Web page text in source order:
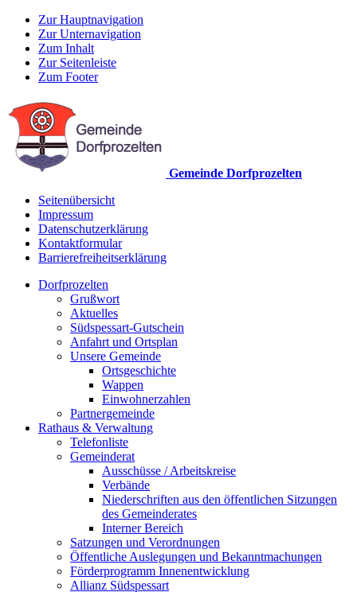
Zur Hauptnavigation
Zur Unternavigation
Zum Inhalt
Zur Seitenleiste
Zum Footer
Gemeinde Dorfprozelten
Seitenübersicht
Impressum
Datenschutzerklärung
Kontaktformular
Barrierefreiheitserklärung
Dorfprozelten
Grußwort
Aktuelles
Südspessart-Gutschein
Anfahrt und Ortsplan
Unsere Gemeinde
Ortsgeschichte
Wappen
Einwohnerzahlen
Partnergemeinde
Rathaus & Verwaltung
Telefonliste
Gemeinderat
Ausschüsse / Arbeitskreise
Verbände
Niederschriften aus den öffentlichen Sitzungen
des Gemeinderates
Interner Bereich
Satzungen und Verordnungen
Öffentliche Auslegungen und Bekanntmachungen
Förderprogramm Innenentwicklung
Allianz Südspessart